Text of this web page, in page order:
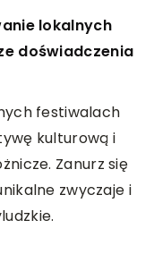
lokalnych
doświadczenia
festiwalach
kulturową i
Zanurz się
zwyczaje i